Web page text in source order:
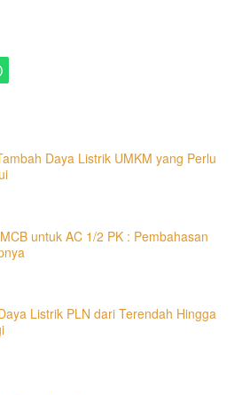
Daya Listrik UMKM yang Perlu
untuk AC 1/2 PK : Pembahasan
Listrik PLN dari Terendah Hingga